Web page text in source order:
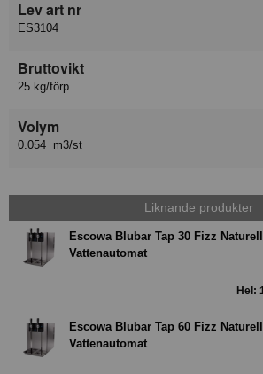
Lev art nr
ES3104
Bruttovikt
25 kg/förp
Volym
0.054 m3/st
Liknande produkter
Escowa Blubar Tap 30 Fizz
Vattenautomat
Hel:
Escowa Blubar Tap 60 Fizz
Vattenautomat